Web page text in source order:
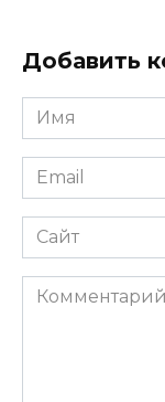
Добавить
Имя
*
Email
*
Сайт
Комментарий